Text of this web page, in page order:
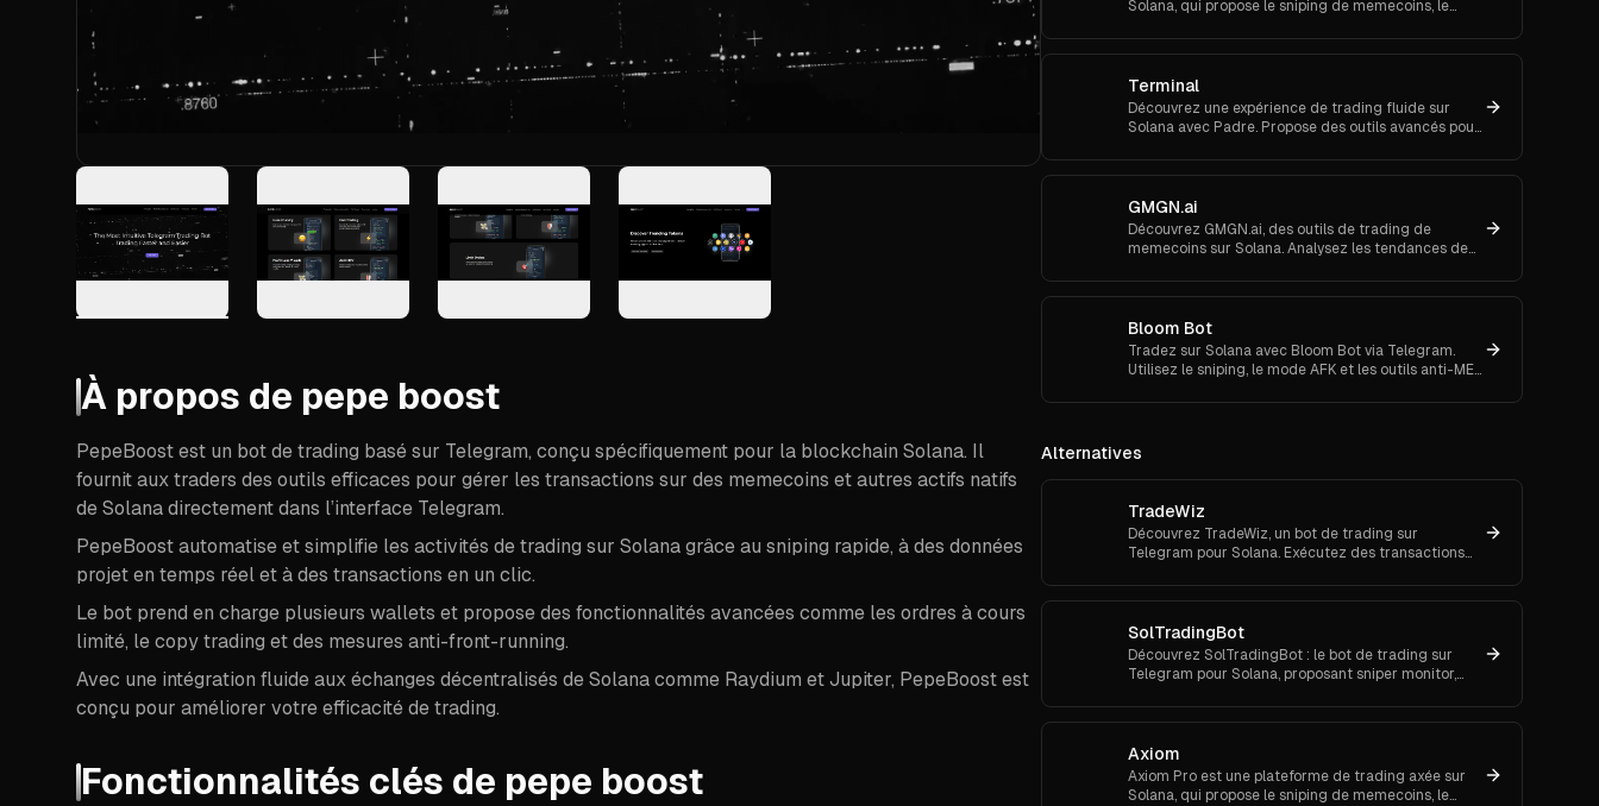
À propos de pepe boost
PepeBoost est un bot de trading basé sur Telegram, conçu spécifiquement pour la blockchain Solana. Il
fournit aux traders des outils efficaces pour gérer les transactions sur des memecoins et autres actifs natifs
de Solana directement dans l’interface Telegram.
PepeBoost automatise et simplifie les activités de trading sur Solana grâce au sniping rapide, à des données
projet en temps réel et à des transactions en un clic.
Le bot prend en charge plusieurs wallets et propose des fonctionnalités avancées comme les ordres à cours
limité, le copy trading et des mesures anti-front-running.
Avec une intégration fluide aux échanges décentralisés de Solana comme Raydium et Jupiter, PepeBoost est
conçu pour améliorer votre efficacité de trading.
Fonctionnalités clés de pepe boost
Solana, qui propose le sniping de memecoins, le
Terminal
Découvrez une expérience de trading fluide sur
Solana avec Padre. Propose des outils avancés pour
GMGN.ai
Découvrez GMGN.ai, des outils de trading de
memecoins sur Solana. Analysez les tendances de
swaps inter-chaînes.
Bloom Bot
Tradez sur Solana avec Bloom Bot via Telegram.
Utilisez le sniping, le mode AFK et les outils anti-MEV
crypto.
Alternatives
TradeWiz
Découvrez TradeWiz, un bot de trading sur
Telegram pour Solana. Exécutez des transactions
SolTradingBot
Découvrez SolTradingBot : le bot de trading sur
Telegram pour Solana, proposant sniper monitor,
multi-DEX.
Axiom
Axiom Pro est une plateforme de trading axée sur
Solana, qui propose le sniping de memecoins, le